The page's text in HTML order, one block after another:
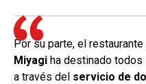
Por su parte, el
Miyagi ha destinado
a través del servicio de